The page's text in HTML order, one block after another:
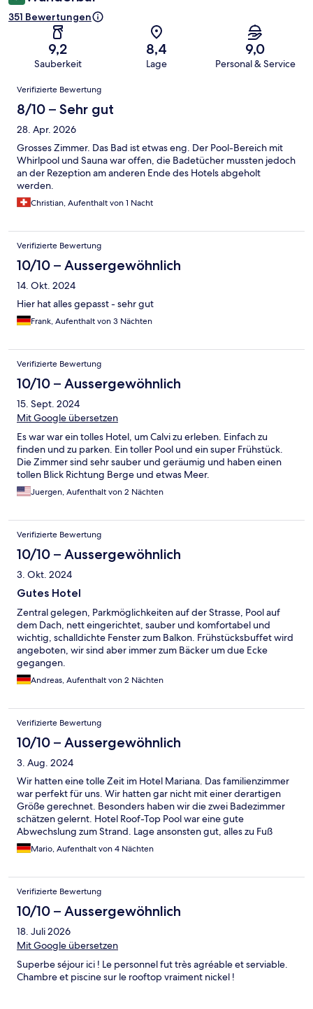
351 Bewertungen
9,2
Sauberkeit
8,4
Lage
9,0
Personal & Service
Bewertungen
Verifizierte Bewertung
8/10 – Sehr gut
28. Apr. 2026
Grosses Zimmer. Das Bad ist etwas eng. Der Pool-Bereich mit
Whirlpool und Sauna war offen, die Badetücher mussten jedoch
an der Rezeption am anderen Ende des Hotels abgeholt
werden.
Christian, Aufenthalt von 1 Nacht
Verifizierte Bewertung
10/10 – Aussergewöhnlich
14. Okt. 2024
Hier hat alles gepasst - sehr gut
Frank, Aufenthalt von 3 Nächten
Verifizierte Bewertung
10/10 – Aussergewöhnlich
15. Sept. 2024
Mit Google übersetzen
Es war war ein tolles Hotel, um Calvi zu erleben. Einfach zu
finden und zu parken. Ein toller Pool und ein super Frühstück.
Die Zimmer sind sehr sauber und geräumig und haben einen
tollen Blick Richtung Berge und etwas Meer.
Juergen, Aufenthalt von 2 Nächten
Verifizierte Bewertung
10/10 – Aussergewöhnlich
3. Okt. 2024
Gutes Hotel
Zentral gelegen, Parkmöglichkeiten auf der Strasse, Pool auf
dem Dach, nett eingerichtet, sauber und komfortabel und
wichtig, schalldichte Fenster zum Balkon. Frühstücksbuffet wird
angeboten, wir sind aber immer zum Bäcker um due Ecke
gegangen.
Andreas, Aufenthalt von 2 Nächten
Verifizierte Bewertung
10/10 – Aussergewöhnlich
3. Aug. 2024
Wir hatten eine tolle Zeit im Hotel Mariana. Das familienzimmer
war perfekt für uns. Wir hatten gar nicht mit einer derartigen
Größe gerechnet. Besonders haben wir die zwei Badezimmer
schätzen gelernt. Hotel Roof-Top Pool war eine gute
Abwechslung zum Strand. Lage ansonsten gut, alles zu Fuß
erreichbar. Sehr empfehlenswert auch die Boulangerie direkt
unten am Hotel. Strand und Super U direkt zu Fuß erreichbar.
Mario, Aufenthalt von 4 Nächten
Verifizierte Bewertung
10/10 – Aussergewöhnlich
18. Juli 2026
Mit Google übersetzen
Superbe séjour ici ! Le personnel fut très agréable et serviable.
Chambre et piscine sur le rooftop vraiment nickel !